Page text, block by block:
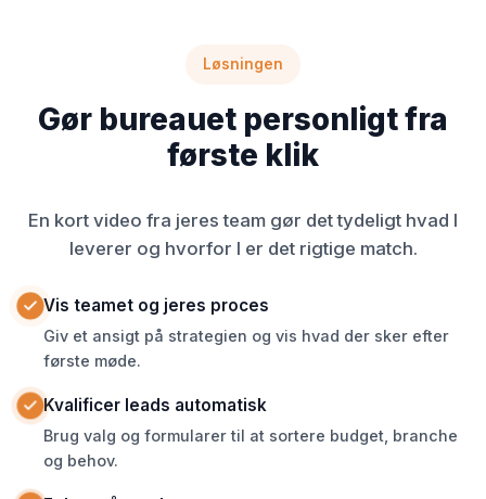
Løsningen
Gør bureauet personligt fra
første klik
En kort video fra jeres team gør det tydeligt hvad I
leverer og hvorfor I er det rigtige match.
Vis teamet og jeres proces
Giv et ansigt på strategien og vis hvad der sker efter
første møde.
Kvalificer leads automatisk
Brug valg og formularer til at sortere budget, branche
og behov.